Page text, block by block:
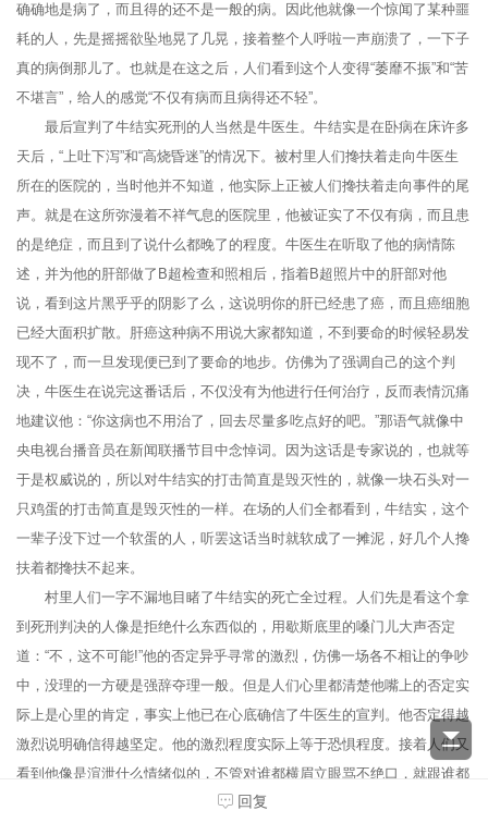
确确地是病了，而且得的还不是一般的病。因此他就像一个惊闻了某种噩
耗的人，先是摇摇欲坠地晃了几晃，接着整个人呼啦一声崩溃了，一下子
真的病倒那儿了。也就是在这之后，人们看到这个人变得“萎靡不振”和“苦
不堪言”，给人的感觉“不仅有病而且病得还不轻”。
最后宣判了牛结实死刑的人当然是牛医生。牛结实是在卧病在床许多
天后，“上吐下泻”和“高烧昏迷”的情况下。被村里人们搀扶着走向牛医生
所在的医院的，当时他并不知道，他实际上正被人们搀扶着走向事件的尾
声。就是在这所弥漫着不祥气息的医院里，他被证实了不仅有病，而且患
的是绝症，而且到了说什么都晚了的程度。牛医生在听取了他的病情陈
述，并为他的肝部做了B超检查和照相后，指着B超照片中的肝部对他
说，看到这片黑乎乎的阴影了么，这说明你的肝已经患了癌，而且癌细胞
已经大面积扩散。肝癌这种病不用说大家都知道，不到要命的时候轻易发
现不了，而一旦发现便已到了要命的地步。仿佛为了强调自己的这个判
决，牛医生在说完这番话后，不仅没有为他进行任何治疗，反而表情沉痛
地建议他：“你这病也不用治了，回去尽量多吃点好的吧。”那语气就像中
央电视台播音员在新闻联播节目中念悼词。因为这话是专家说的，也就等
于是权威说的，所以对牛结实的打击简直是毁灭性的，就像一块石头对一
只鸡蛋的打击简直是毁灭性的一样。在场的人们全都看到，牛结实，这个
一辈子没下过一个软蛋的人，听罢这话当时就软成了一摊泥，好几个人搀
扶着都搀扶不起来。
村里人们一字不漏地目睹了牛结实的死亡全过程。人们先是看这个拿
到死刑判决的人像是拒绝什么东西似的，用歇斯底里的嗓门儿大声否定
道：“不，这不可能!”他的否定异乎寻常的激烈，仿佛一场各不相让的争吵
中，没理的一方硬是强辞夺理一般。但是人们心里都清楚他嘴上的否定实
际上是心里的肯定，事实上他已在心底确信了牛医生的宣判。他否定得越
激烈说明确信得越坚定。他的激烈程度实际上等于恐惧程度。接着人们又
看到他像是渲泄什么情绪似的，不管对谁都横眉立眼骂不绝口，就跟谁都
碍他的事儿似的。这一时期他比以往任何时候都更加凶恶。但他越是凶相
回复